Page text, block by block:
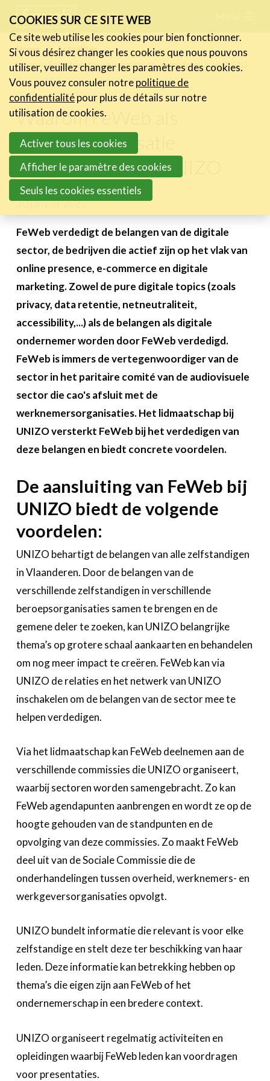
links
Jump
to
navigation
Jump
main
content
FR NL
Home
Actualités
Waarom FeWeb als beroepsorganisatie aangesloten is bij UNIZO
Waarom FeWeb als
beroepsorganisatie
aangesloten is bij UNIZO
30 janvier 2022
FeWeb verdedigt de belangen van de digitale
sector, de bedrijven die actief zijn op het vlak van
online presence, e-commerce en digitale
marketing. Zowel de pure digitale topics (zoals
privacy, data retentie, netneutraliteit,
accessibility,...) als de belangen als digitale
ondernemer worden door FeWeb verdedigd.
FeWeb is immers de vertegenwoordiger van de
sector in het paritaire comité van de audiovisuele
sector die cao's afsluit met de
werknemersorganisaties. Het lidmaatschap bij
UNIZO versterkt FeWeb bij het verdedigen van
deze belangen en biedt concrete voordelen.
De aansluiting van FeWeb bij
UNIZO biedt de volgende
voordelen:
UNIZO behartigt de belangen van alle zelfstandigen
in Vlaanderen. Door de belangen van de
verschillende zelfstandigen in verschillende
beroepsorganisaties samen te brengen en de
gemene deler te zoeken, kan UNIZO belangrijke
thema’s op grotere schaal aankaarten en behandelen
om nog meer impact te creëren. FeWeb kan via
UNIZO de relaties en het netwerk van UNIZO
inschakelen om de belangen van de sector mee te
helpen verdedigen.
Via het lidmaatschap kan FeWeb deelnemen aan de
verschillende commissies die UNIZO organiseert,
waarbij sectoren worden samengebracht. Zo kan
FeWeb agendapunten aanbrengen en wordt ze op de
hoogte gehouden van de standpunten en de
opvolging van deze commissies. Zo maakt FeWeb
deel uit van de Sociale Commissie die de
onderhandelingen tussen overheid, werknemers- en
werkgeversorganisaties opvolgt.
UNIZO bundelt informatie die relevant is voor elke
zelfstandige en stelt deze ter beschikking van haar
leden. Deze informatie kan betrekking hebben op
thema’s die eigen zijn aan FeWeb of het
ondernemerschap in een bredere context.
UNIZO organiseert regelmatig activiteiten en
opleidingen waarbij FeWeb leden kan voordragen
voor presentaties.
Actualités
Les nouvelles du secteur
Les FeWeb Vidéos
Les Cases des membres
Activités
Cases Gallery
Le Toolbox
Annuaire prestataires
Become a member
COOKIES SUR CE SITE WEB
Ce site web utilise les cookies pour bien fonctionner.
Si vous désirez changer les cookies que nous pouvons
utiliser, veuillez changer les paramètres des cookies.
Vous pouvez consuler notrepolitique de
confidentialitépour plus de détails sur notre
utilisation de cookies.
Activer tous les cookies
Afficher le paramètre des cookies
Seuls les cookies essentiels